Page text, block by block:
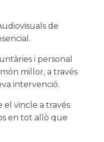
de
i personal
millor, a través
intervenció.
el vincle a través
en tot allò que